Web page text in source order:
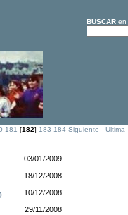
BUSCARen
181 [182] 183 184 Siguiente - Ultima
03/01/2009
18/12/2008
10/12/2008
29/11/2008